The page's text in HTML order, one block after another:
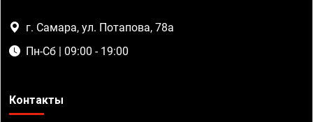
г. Самара, ул. Потапова, 78а
Пн-Сб | 09:00 - 19:00
Контакты